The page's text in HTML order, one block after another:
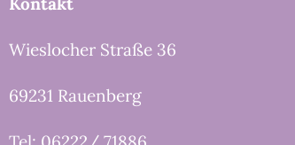
Wieslocher Straße 36
69231 Rauenberg